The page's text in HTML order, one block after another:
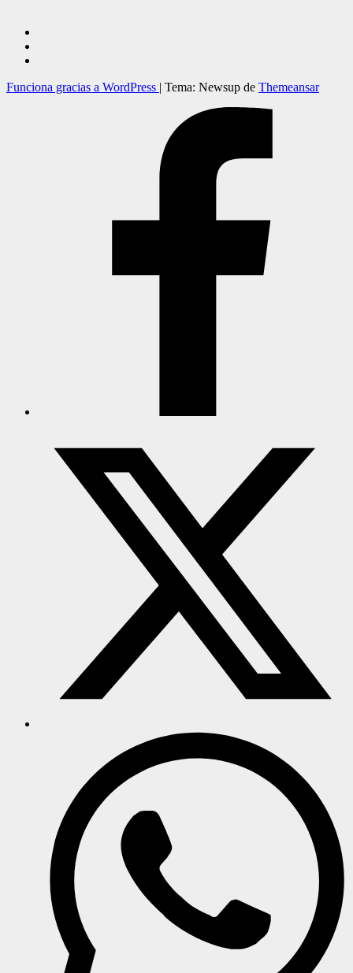
Funciona gracias a WordPress Tema: Newsup de Themeansar